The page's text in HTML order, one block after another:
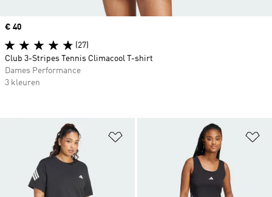
Op verlanglijst zetten
Price
€ 40
(27)
Club 3-Stripes Tennis Climacool T-shirt
Dames Performance
3 kleuren